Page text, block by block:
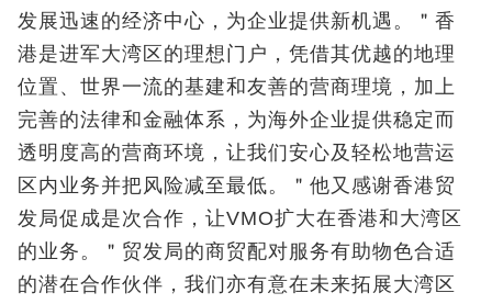
发展迅速的经济中心，为企业提供新机遇。＂香
港是进军大湾区的理想门户，凭借其优越的地理
位置、世界一流的基建和友善的营商理境，加上
完善的法律和金融体系，为海外企业提供稳定而
透明度高的营商环境，让我们安心及轻松地营运
区内业务并把风险减至最低。＂他又感谢香港贸
发局促成是次合作，让VMO扩大在香港和大湾区
的业务。＂贸发局的商贸配对服务有助物色合适
的潜在合作伙伴，我们亦有意在未来拓展大湾区